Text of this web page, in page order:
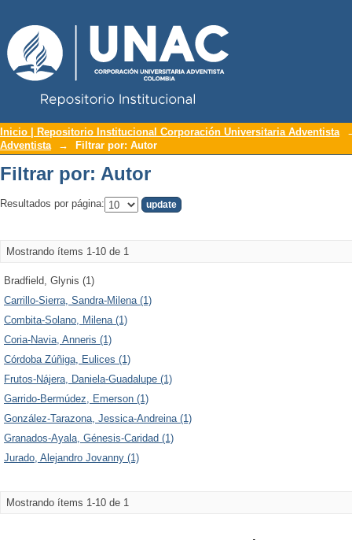
Filtrar por: Autor
Inicio | Repositorio Institucional Corporación Universitaria Adventista
Adventista
→ Filtrar por: Autor
Filtrar por: Autor
Resultados por página:
Mostrando ítems 1-10 de 1
Bradfield, Glynis (1)
Carrillo-Sierra, Sandra-Milena (1)
Combita-Solano, Milena (1)
Coria-Navia, Anneris (1)
Córdoba Zúñiga, Eulices (1)
Frutos-Nájera, Daniela-Guadalupe (1)
Garrido-Bermúdez, Emerson (1)
González-Tarazona, Jessica-Andreina (1)
Granados-Ayala, Génesis-Caridad (1)
Jurado, Alejandro Jovanny (1)
Mostrando ítems 1-10 de 1